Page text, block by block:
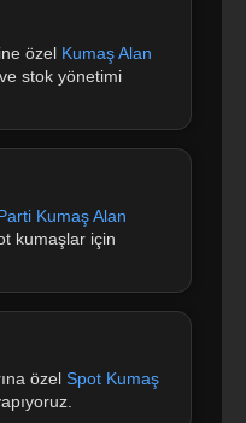
özel Kumaş Alan
stok yönetimi
Kumaş Alan
kumaşlar için
özel Spot Kumaş